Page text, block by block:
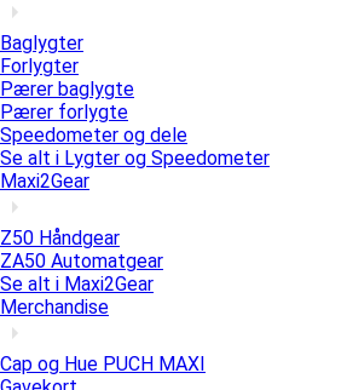
Baglygter
Forlygter
Pærer baglygte
Pærer forlygte
Speedometer og dele
Se alt i Lygter og Speedometer
Maxi2Gear
Z50 Håndgear
ZA50 Automatgear
Se alt i Maxi2Gear
Merchandise
Cap og Hue PUCH MAXI